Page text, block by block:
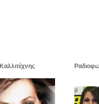
Καλλιτέχνης